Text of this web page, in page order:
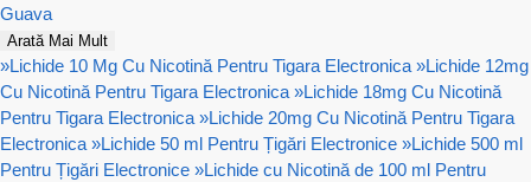
Guava
Arată Mai Mult
»Lichide 10 Mg Cu Nicotină Pentru Tigara Electronica »Lichide 12mg
Cu Nicotină Pentru Tigara Electronica »Lichide 18mg Cu Nicotină
Pentru Tigara Electronica »Lichide 20mg Cu Nicotină Pentru Tigara
Electronica »Lichide 50 ml Pentru Țigări Electronice »Lichide 500 ml
Pentru Țigări Electronice »Lichide cu Nicotină de 100 ml Pentru